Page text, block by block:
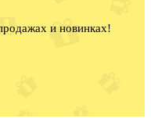
и новинках!